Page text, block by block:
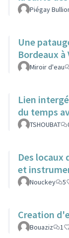
Piégay
Une
Bordeaux
Miroir d'eau
Lien
du temps
TSHOUBAT
Des locaux
et
Nouckey 5
Creation
Bouaziz 1